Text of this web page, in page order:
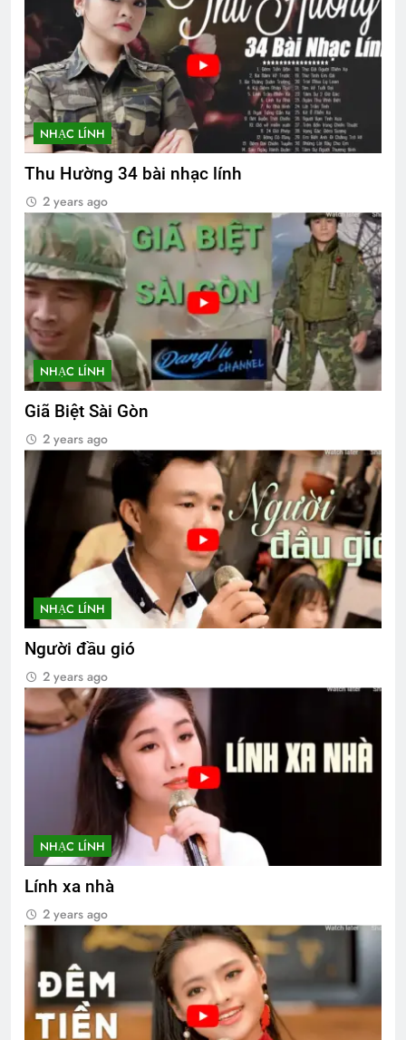
NHẠC LÍNH
Thu Hường 34 bài nhạc lính
2 years ago
NHẠC LÍNH
Giã Biệt Sài Gòn
2 years ago
NHẠC LÍNH
Người đầu gió
2 years ago
NHẠC LÍNH
Lính xa nhà
2 years ago